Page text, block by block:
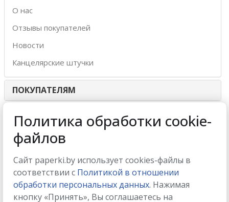
О нас
Отзывы покупателей
Новости
Канцелярские штучки
ПОКУПАТЕЛЯМ
ИНТЕРНЕТ-МАГАЗИН
МЫ ПРИНИМАЕМ
Политика обработки cookie-
файлов
Сайт paperki.by использует cookies-файлы в
соответствии с Политикой в отношении
обработки персональных данных. Нажимая
кнопку «Принять», Вы соглашаетесь на